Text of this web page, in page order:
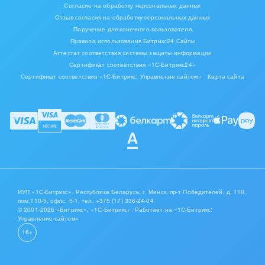
Мода, одежда, аксессуары, стиль
Оборудование, техника
Ритуальные услуги
Финансы, бухгалтерия, банки
Химия и нефтехимия
Согласие на обработку персональных данных
Отзыв согласия на обработку персональных данных
Поручение для конечного пользователя
Правила использования Битрикс24 Сайты
Аттестат соответствия системы защиты информации
Сертификат соответствия «1С-Битрикс24»
Сертификат соответствия «1С-Битрикс: Управление сайтом»
Карта сайта
ИУП «1С-Битрикс», Республика Беларусь, г. Минск, пр-т Победителей, д. 110,
пом.110-5, офис. 5-1,тел. +375 (17) 336-24-04
© 2001-2026 «Битрикс», «1С-Битрикс». Работает на «1С-Битрикс:
Управление сайтом»
16+